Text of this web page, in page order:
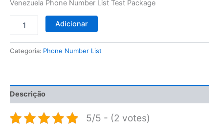
Venezuela Phone Number List Test Package
Adicionar
Categoria: Phone Number List
Descrição
5/5 - (2 votes)